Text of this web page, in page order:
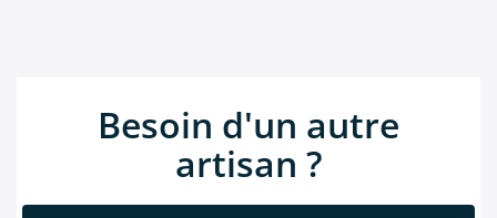
Besoin d'un autre
artisan ?